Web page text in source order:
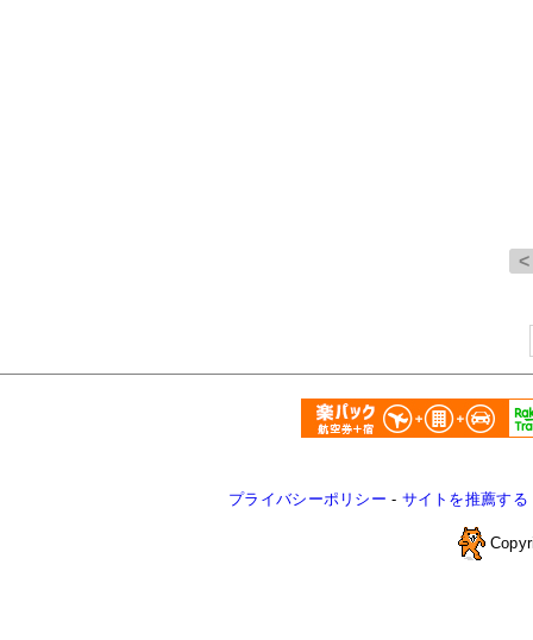
プライバシーポリシー - サイトを推薦する